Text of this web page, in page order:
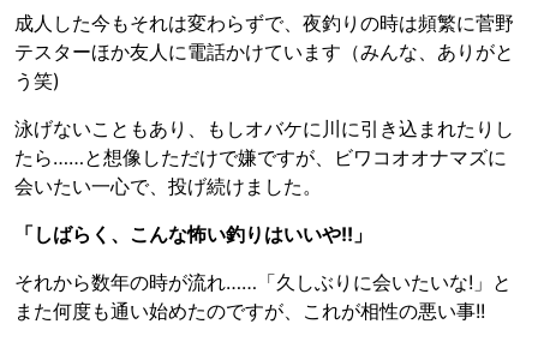
成人した今もそれは変わらずで、夜釣りの時は頻繁に菅野
テスターほか友人に電話かけています（みんな、ありがと
う笑)
泳げないこともあり、もしオバケに川に引き込まれたりし
たら……と想像しただけで嫌ですが、ビワコオオナマズに
会いたい一心で、投げ続けました。
「しばらく、こんな怖い釣りはいいや!!」
それから数年の時が流れ……「久しぶりに会いたいな!」と
また何度も通い始めたのですが、これが相性の悪い事!!